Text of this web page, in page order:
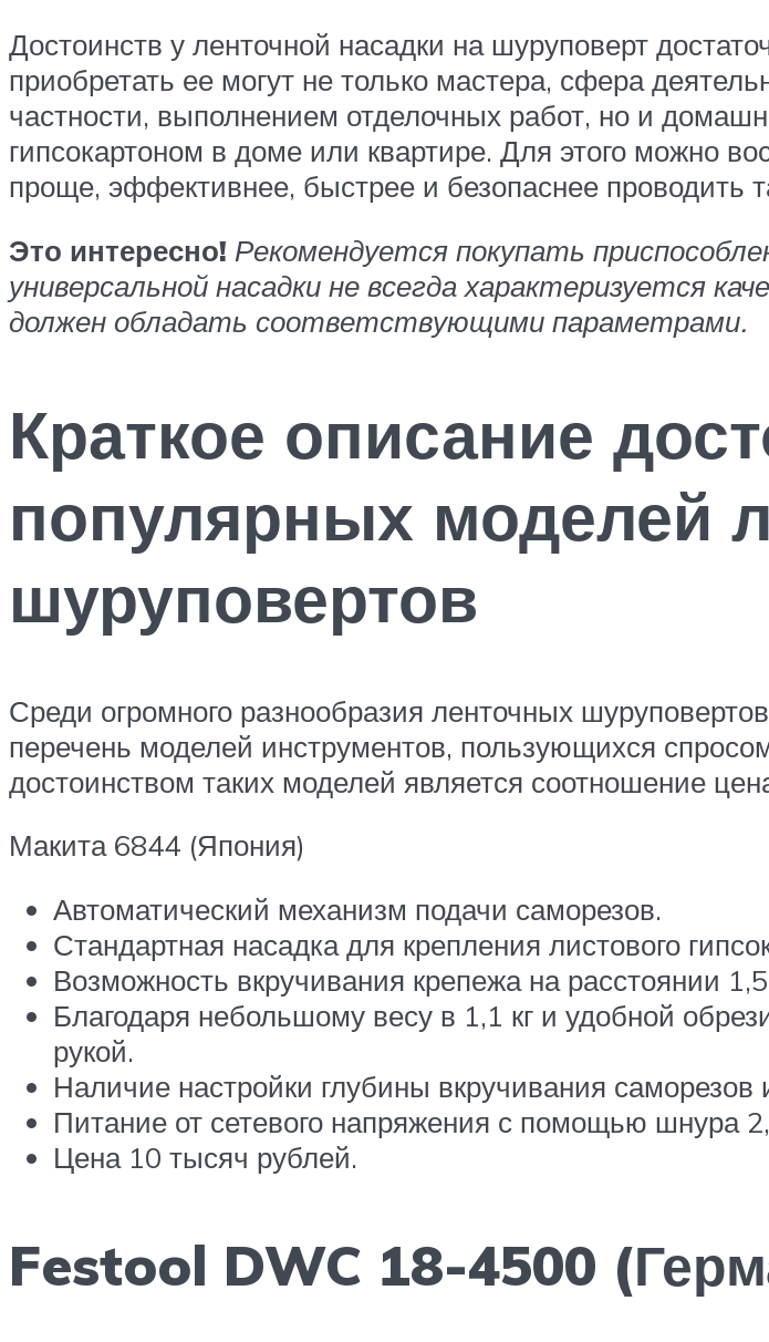
Достоинств у ленточной насадки на шуруповерт
приобретать ее могут не только мастера, сфера
частности, выполнением отделочных работ, но и
гипсокартоном в доме или квартире. Для этого можно
проще, эффективнее, быстрее и безопаснее проводить
Это интересно! Рекомендуется покупать
универсальной насадки не всегда характеризуется
должен обладать соответствующими параметрами.
Краткое описание
популярных моделей
шуруповертов
Среди огромного разнообразия ленточных
перечень моделей инструментов, пользующихся
достоинством таких моделей является соотношение
Макита 6844 (Япония)
Автоматический механизм подачи саморезов.
Стандартная насадка для крепления листового
Возможность вкручивания крепежа на расстоянии
Благодаря небольшому весу в 1,1 кг и удобной
рукой.
Наличие настройки глубины вкручивания саморезов
Питание от сетевого напряжения с помощью шнура
Цена 10 тысяч рублей.
Festool DWC 18-4500